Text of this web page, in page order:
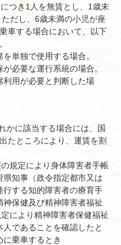
つき1人を無賃とし、1歳未
だし、6歳未満の小児が座
車する場合において、以下
単独で使用する場合。
必要な運行系統の場合。
利用が必要と判断した場
かに該当する場合には、国
たところにより、運賃を割
規定により身体障害者手帳
知事（政令指定都市又は
する知的障害者の療育手
保健及び精神障害者福祉
により精神障害者保健福祉
であることを確認したと
に乗車するとき